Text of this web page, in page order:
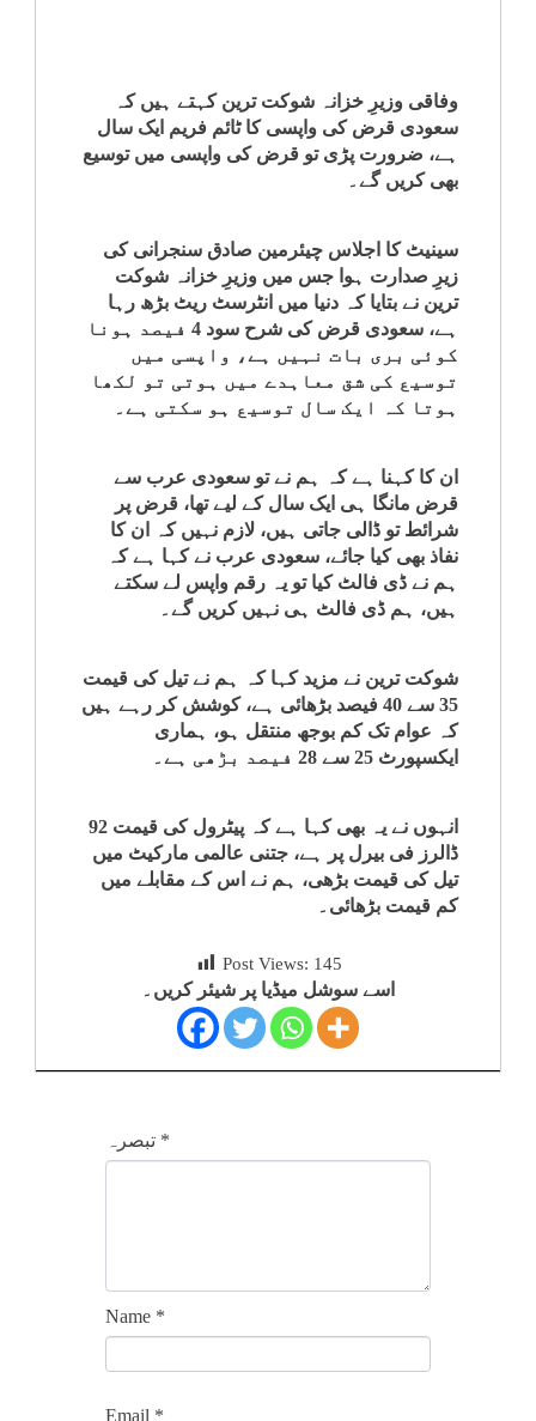
کھیل
‎کرائم
سیاست
قومی
کلام
وفاقی وزیرِ خزانہ شوکت ترین کہتے ہیں کہ
سعودی قرض کی واپسی کا ٹائم فریم ایک سال
ہے، ضرورت پڑی تو قرض کی واپسی میں توسیع
بھی کریں گے۔
سینیٹ کا اجلاس چیئرمین صادق سنجرانی کی
زیرِ صدارت ہوا جس میں وزیرِ خزانہ شوکت
ترین نے بتایا کہ دنیا میں انٹرسٹ ریٹ بڑھ رہا
ہے، سعودی قرض کی شرح سود 4 فیصد ہونا
کوئی بری بات نہیں ہے، واپسی میں
توسیع کی شق معاہدے میں ہوتی تو لکھا
ہوتا کہ ایک سال توسیع ہو سکتی ہے۔
ان کا کہنا ہے کہ ہم نے تو سعودی عرب سے
قرض مانگا ہی ایک سال کے لیے تھا، قرض پر
شرائط تو ڈالی جاتی ہیں، لازم نہیں کہ ان کا
نفاذ بھی کیا جائے، سعودی عرب نے کہا ہے کہ
ہم نے ڈی فالٹ کیا تو یہ رقم واپس لے سکتے
ہیں، ہم ڈی فالٹ ہی نہیں کریں گے۔
شوکت ترین نے مزید کہا کہ ہم نے تیل کی قیمت
35 سے 40 فیصد بڑھائی ہے، کوشش کر رہے ہیں
کہ عوام تک کم بوجھ منتقل ہو، ہماری
ایکسپورٹ 25 سے 28 فیصد بڑھی ہے۔
انہوں نے یہ بھی کہا ہے کہ پیٹرول کی قیمت 92
ڈالرز فی بیرل پر ہے، جتنی عالمی مارکیٹ میں
تیل کی قیمت بڑھی، ہم نے اس کے مقابلے میں
کم قیمت بڑھائی۔
Post Views: 145
اسے سوشل میڈیا پر شیئر کریں۔
تبصرہ *
Name *
Email *